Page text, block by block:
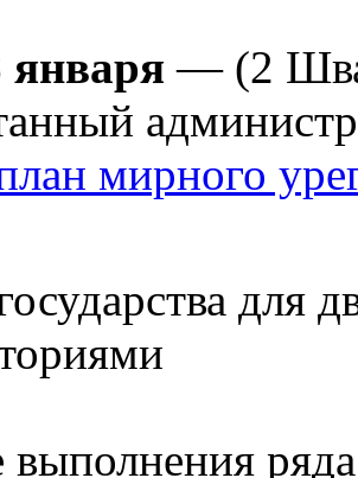
января — (2
мирного
для
выполнения